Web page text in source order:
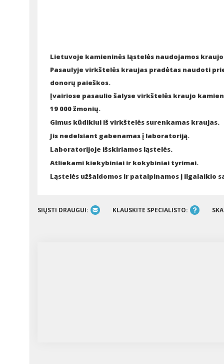
Lietuvoje kamieninės ląstelės naudojamos
Pasaulyje virkštelės kraujas pradėtas naudoti
donorų paieškos.
Įvairiose pasaulio šalyse virkštelės kraujo
19 000 žmonių.
Gimus kūdikiui iš virkštelės surenkamas kraujas.
Jis nedelsiant gabenamas į laboratoriją.
Laboratorijoje išskiriamos ląstelės.
Atliekami kiekybiniai ir kokybiniai tyrimai.
Ląstelės užšaldomos ir patalpinamos į ilgalaikio
SIŲSTI DRAUGUI: KLAUSKITE SPECIALISTO: